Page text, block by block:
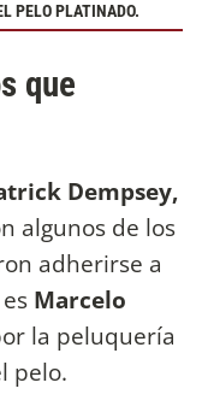
PELO PLATINADO.
que
Dempsey,
algunos de los
adherirse a
Marcelo
la peluquería
pelo.